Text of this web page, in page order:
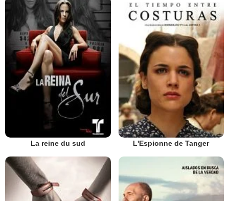
La reine du sud L'Espionne de Tanger